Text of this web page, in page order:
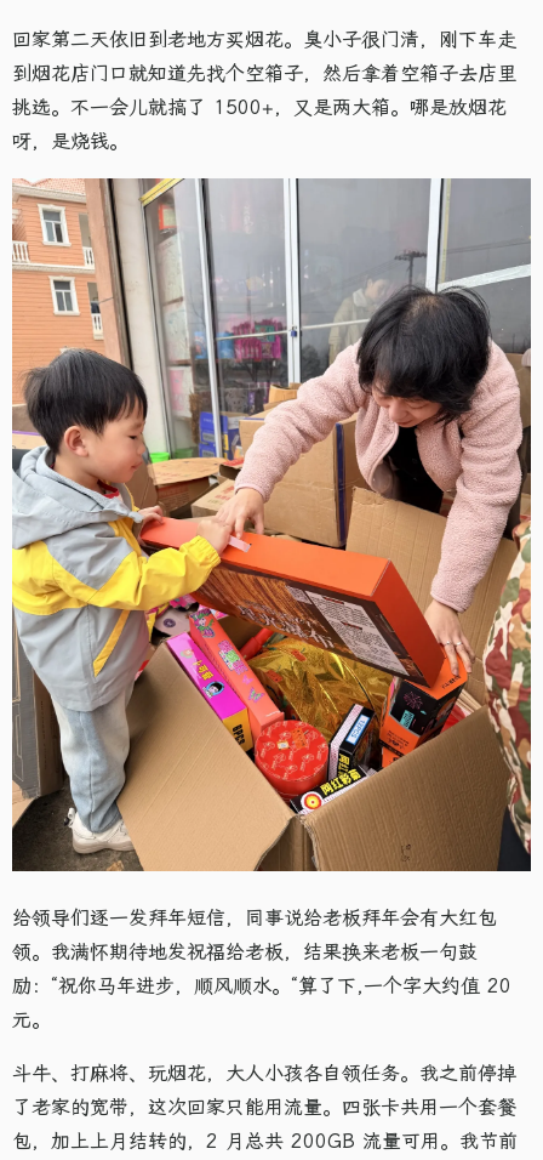
回家第二天依旧到老地方买烟花。臭小子很门清，刚下车走
到烟花店门口就知道先找个空箱子，然后拿着空箱子去店里
挑选。不一会儿就搞了 1500+，又是两大箱。哪是放烟花
呀，是烧钱。
给领导们逐一发拜年短信，同事说给老板拜年会有大红包
领。我满怀期待地发祝福给老板，结果换来老板一句鼓
励：“祝你马年进步，顺风顺水。“算了下,一个字大约值 20
元。
斗牛、打麻将、玩烟花，大人小孩各自领任务。我之前停掉
了老家的宽带，这次回家只能用流量。四张卡共用一个套餐
包，加上上月结转的，2 月总共 200GB 流量可用。我节前